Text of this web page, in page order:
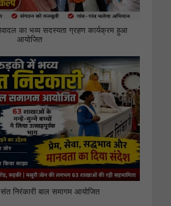
का भव्य सदस्यता ग्रहण कार्यक्रम हुआ
आयोजित
निरंकारी बाल समागम आयोजित